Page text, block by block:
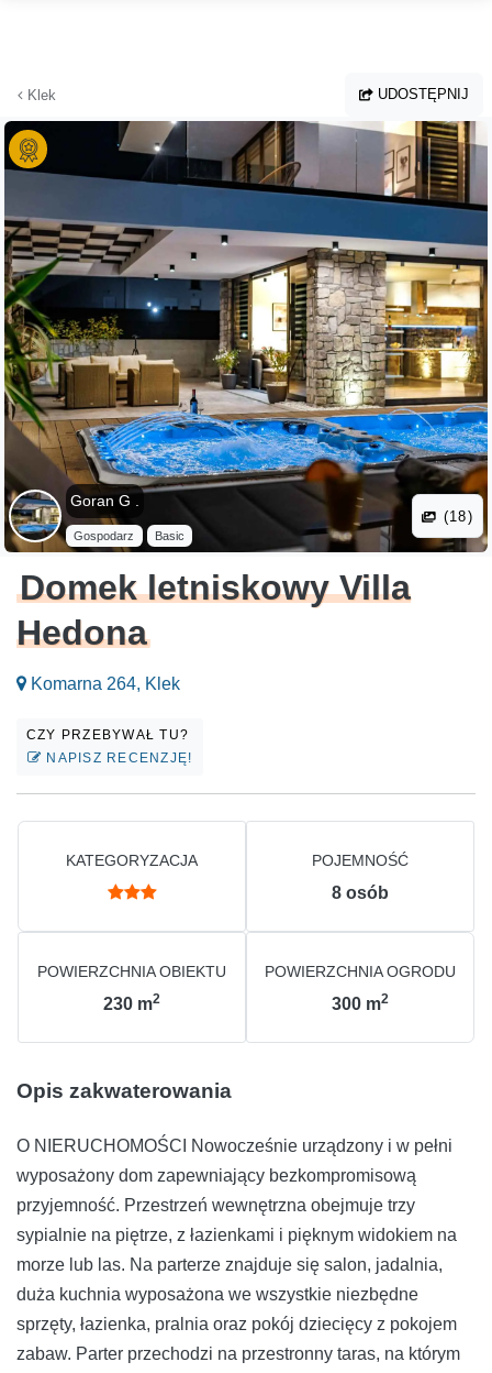
Klek UDOSTĘPNIJ
Goran G .
Gospodarz Basic
(18)
Domek letniskowy Villa
Hedona
Komarna 264, Klek
CZY PRZEBYWAŁ TU?
NAPISZ RECENZJĘ!
KATEGORYZACJA POJEMNOŚĆ
8 osób
POWIERZCHNIA OBIEKTU
230 m2
POWIERZCHNIA OGRODU
300 m2
Opis zakwaterowania
O NIERUCHOMOŚCI Nowocześnie urządzony i w pełni
wyposażony dom zapewniający bezkompromisową
przyjemność. Przestrzeń wewnętrzna obejmuje trzy
sypialnie na piętrze, z łazienkami i pięknym widokiem na
morze lub las. Na parterze znajduje się salon, jadalnia,
duża kuchnia wyposażona we wszystkie niezbędne
sprzęty, łazienka, pralnia oraz pokój dziecięcy z pokojem
zabaw. Parter przechodzi na przestronny taras, na którym